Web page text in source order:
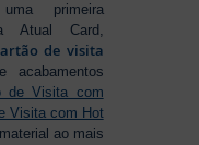
primeira
Atual Card,
de visita
acabamentos
de Visita com
Visita com Hot
ao mais